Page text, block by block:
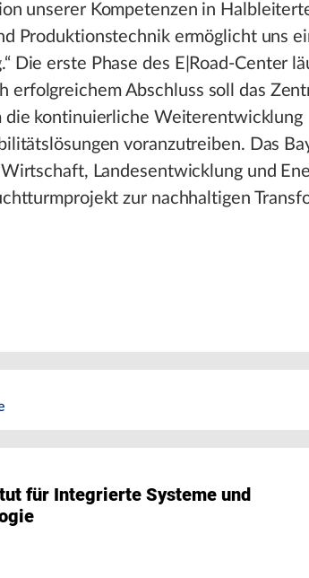
unserer Kompetenzen in
Produktionstechnik ermöglicht uns
Die erste Phase des E|Road-Center
erfolgreichem Abschluss soll das
die kontinuierliche Weiterentwicklung
voranzutreiben. Das
Landesentwicklung und
zur nachhaltigen
für Integrierte Systeme und